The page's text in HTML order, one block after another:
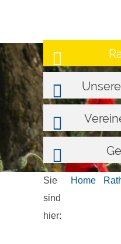
Sie
sind
hier:
Home